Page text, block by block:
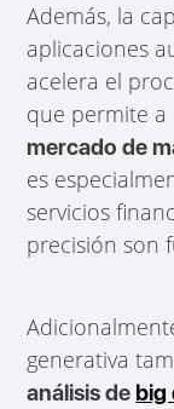
Además, la
aplicaciones
acelera el
que permite a
mercado de
es
servicios
precisión son
generativa
análisis de big